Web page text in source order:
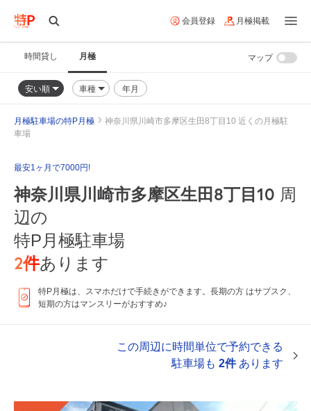
会員登録 月極掲載
時間貸し 月極
安い順 車種 年月
マップ
月極駐車場の特P月極
神奈川県川崎市多摩区生田8丁目10 近くの月極駐
車場
最安1ヶ月で7000円!
神奈川県川崎市多摩区生田8丁目10 周
辺の
特P月極駐車場
2件あります
特P月極は、スマホだけで手続きができます。長期の方 はサブスク、
短期の方はマンスリーがおすすめ♪
この周辺に時間単位で予約できる
駐車場も 2件あります